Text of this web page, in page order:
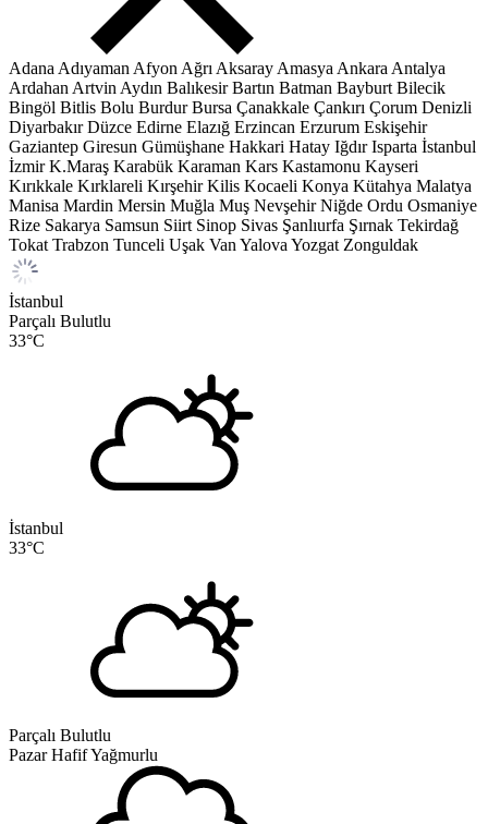
Adana Adıyaman Afyon Ağrı Aksaray Amasya Ankara Antalya
Ardahan Artvin Aydın Balıkesir Bartın Batman Bayburt Bilecik
Bingöl Bitlis Bolu Burdur Bursa Çanakkale Çankırı Çorum Denizli
Diyarbakır Düzce Edirne Elazığ Erzincan Erzurum Eskişehir
Gaziantep Giresun Gümüşhane Hakkari Hatay Iğdır Isparta İstanbul
İzmir K.Maraş Karabük Karaman Kars Kastamonu Kayseri
Kırıkkale Kırklareli Kırşehir Kilis Kocaeli Konya Kütahya Malatya
Manisa Mardin Mersin Muğla Muş Nevşehir Niğde Ordu Osmaniye
Rize Sakarya Samsun Siirt Sinop Sivas Şanlıurfa Şırnak Tekirdağ
Tokat Trabzon Tunceli Uşak Van Yalova Yozgat Zonguldak
İstanbul
Parçalı Bulutlu
33°C
İstanbul
33°C
Parçalı Bulutlu
Pazar Hafif Yağmurlu